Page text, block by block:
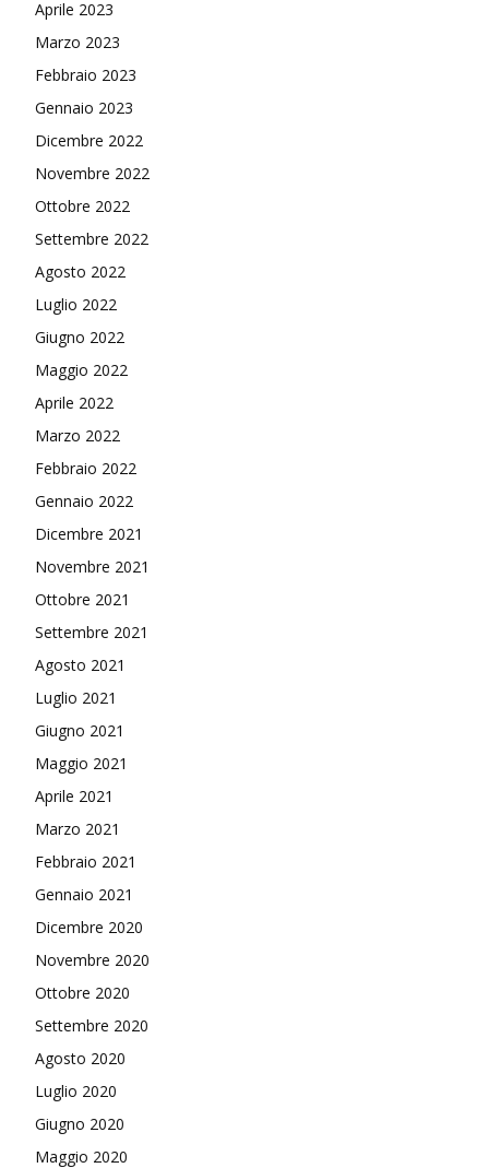
Aprile 2023
Marzo 2023
Febbraio 2023
Gennaio 2023
Dicembre 2022
Novembre 2022
Ottobre 2022
Settembre 2022
Agosto 2022
Luglio 2022
Giugno 2022
Maggio 2022
Aprile 2022
Marzo 2022
Febbraio 2022
Gennaio 2022
Dicembre 2021
Novembre 2021
Ottobre 2021
Settembre 2021
Agosto 2021
Luglio 2021
Giugno 2021
Maggio 2021
Aprile 2021
Marzo 2021
Febbraio 2021
Gennaio 2021
Dicembre 2020
Novembre 2020
Ottobre 2020
Settembre 2020
Agosto 2020
Luglio 2020
Giugno 2020
Maggio 2020